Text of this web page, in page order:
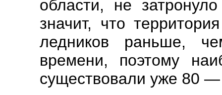
области, не
значит, что
ледников раньше,
времени, поэтому
существовали уже 80